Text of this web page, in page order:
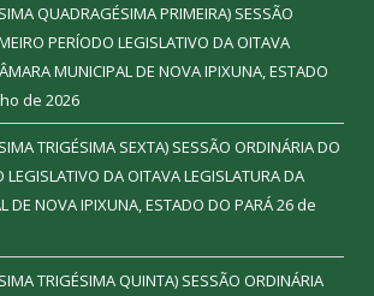
QUADRAGÉSIMA PRIMEIRA) SESSÃO
PERÍODO LEGISLATIVO DA OITAVA
MUNICIPAL DE NOVA IPIXUNA, ESTADO
de 2026
TRIGÉSIMA SEXTA) SESSÃO ORDINÁRIA DO
LEGISLATIVO DA OITAVA LEGISLATURA DA
DE NOVA IPIXUNA, ESTADO DO PARÁ26 de
TRIGÉSIMA QUINTA) SESSÃO ORDINÁRIA